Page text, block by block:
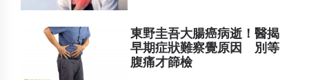
東野圭吾大腸癌病逝！醫揭
早期症狀難察覺原因 別等
腹痛才篩檢